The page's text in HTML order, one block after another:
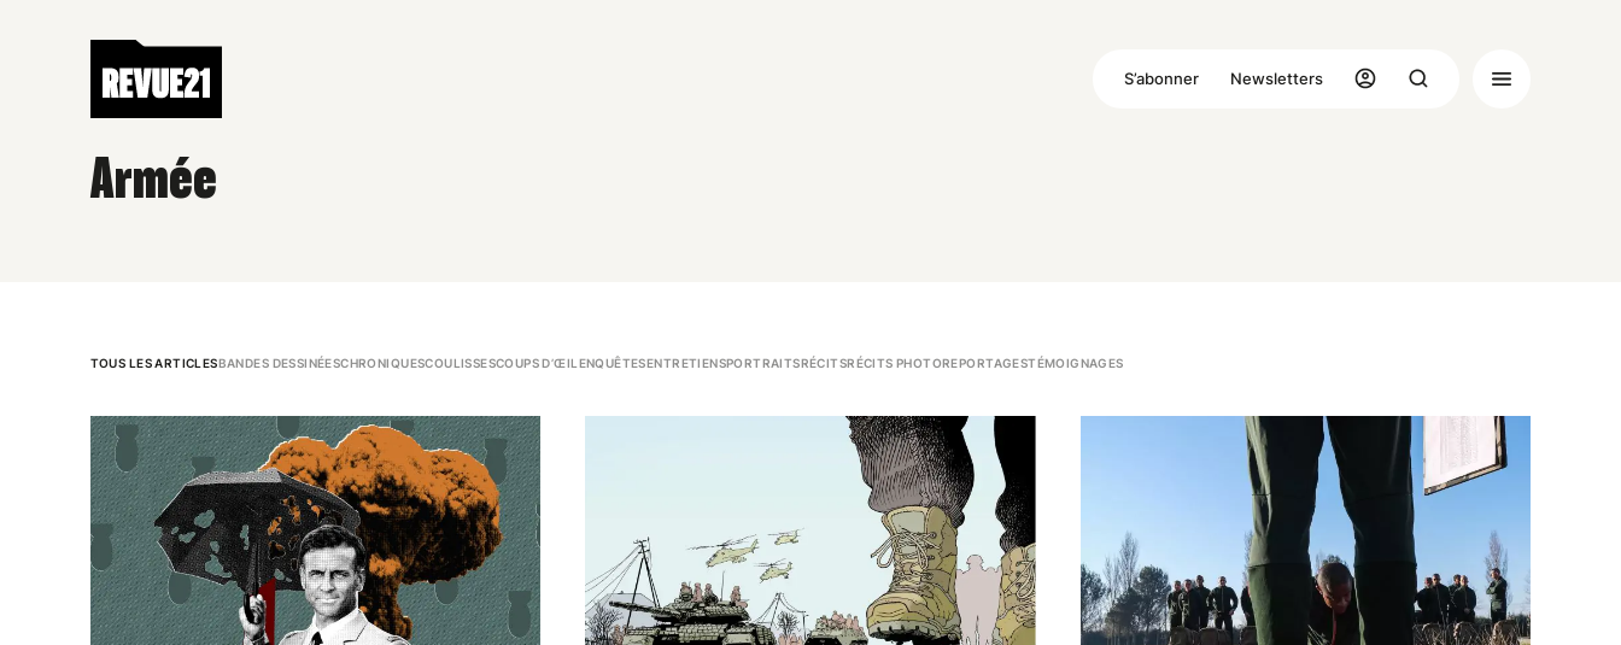
S’abonner Newsletters
Armée
TOUS LES ARTICLESBANDES DESSINÉESCHRONIQUESCOULISSESCOUPS D’ŒIL ENQUÊTESENTRETIENSPORTRAITSRÉCITSRÉCITS PHOTOREPORTAGESTÉMOIGNAGES